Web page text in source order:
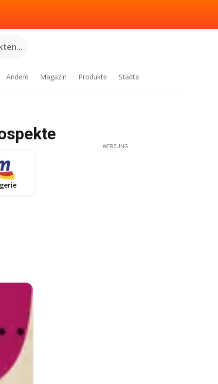
Andere Magazin Produkte Städte
WERBUNG